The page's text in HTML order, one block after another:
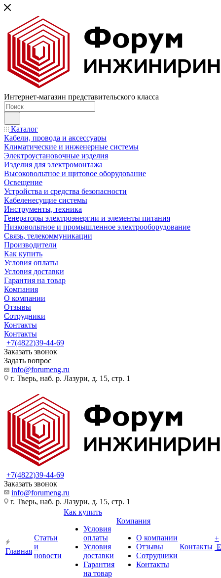
Интернет-магазин представительского класса
Каталог
Кабели, провода и аксессуары
Климатические и инженерные системы
Электроустановочные изделия
Изделия для электромонтажа
Высоковольтное и щитовое оборудование
Освещение
Устройства и средства безопасности
Кабеленесущие системы
Инструменты, техника
Генераторы электроэнергии и элементы питания
Низковольтное и промышленное электрооборудование
Связь, телекоммуникации
Производители
Как купить
Условия оплаты
Условия доставки
Гарантия на товар
Компания
О компании
Отзывы
Сотрудники
Контакты
Контакты
+7(4822)39-44-69
Заказать звонок
Задать вопрос
info@forumeng.ru
г. Тверь, наб. р. Лазури, д. 15, стр. 1
+7(4822)39-44-69
Заказать звонок
info@forumeng.ru
г. Тверь, наб. р. Лазури, д. 15, стр. 1
Главная
Статьи
и
новости
Как купить
Условия
оплаты
Условия
доставки
Гарантия
на товар
Компания
О компании
Отзывы
Сотрудники
Контакты
Контакты
+